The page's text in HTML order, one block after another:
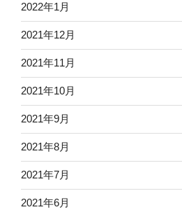
2022年1月
2021年12月
2021年11月
2021年10月
2021年9月
2021年8月
2021年7月
2021年6月